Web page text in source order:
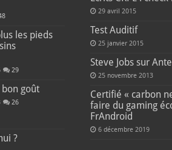
les pieds
29
bon goût
26
?
29 avril 2015
Test Auditif
25 janvier 2015
Steve Jobs sur
25 novembre 2013
Certifié « carbon
faire du gaming
FrAndroid
6 décembre 2019